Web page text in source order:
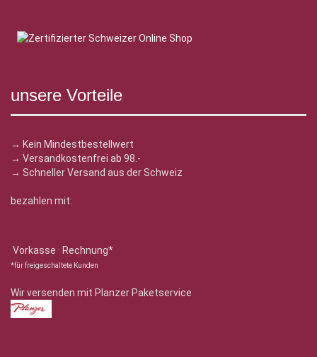
unsere Vorteile
→ Kein Mindestbestellwert
→ Versandkostenfrei ab 98.-
→ Schneller Versand aus der Schweiz
bezahlen mit:
Vorkasse · Rechnung*
*für freigeschaltete Kunden
Wir versenden mit Planzer Paketservice